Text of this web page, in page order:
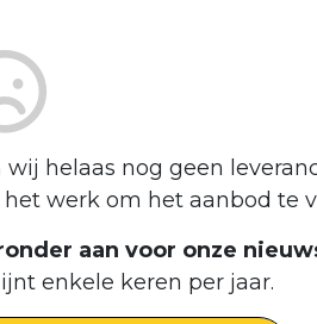
helaas nog geen
werk om het aanbod te
aan voor onze
enkele keren per jaar.